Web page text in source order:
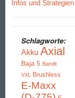
Infos und
Schlagworte:
Akku Axial
Baja 5 Bandit
VXL
Brushless
E-Maxx